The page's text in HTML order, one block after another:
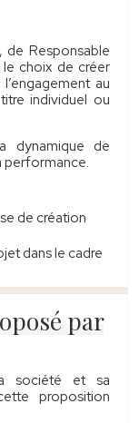
de Responsable
choix de créer
au
individuel ou
dynamique de
performance.
de création
dans le cadre
par
société et sa
proposition